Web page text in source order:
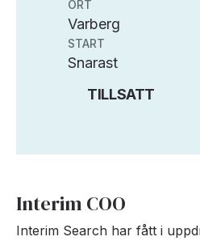
ORT
Varberg
START
Snarast
TILLSATT
Interim COO
Interim Search har fått i